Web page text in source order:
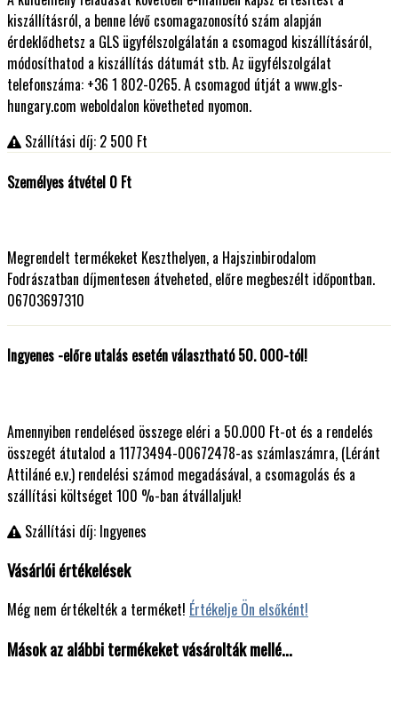
kiszállításról, a benne lévő csomagazonosító szám alapján
érdeklődhetsz a GLS ügyfélszolgálatán a csomagod kiszállításáról,
módosíthatod a kiszállítás dátumát stb. Az ügyfélszolgálat
telefonszáma: +36 1 802-0265. A csomagod útját a www.gls-
hungary.com weboldalon követheted nyomon.
Szállítási díj: 2 500 Ft
Személyes átvétel 0 Ft
Megrendelt termékeket Keszthelyen, a Hajszinbirodalom
Fodrászatban díjmentesen átveheted, előre megbeszélt időpontban.
06703697310
Ingyenes -előre utalás esetén választható 50. 000-tól!
Amennyiben rendelésed összege eléri a 50.000 Ft-ot és a rendelés
összegét átutalod a 11773494-00672478-as számlaszámra, (Léránt
Attiláné e.v.) rendelési számod megadásával, a csomagolás és a
szállítási költséget 100 %-ban átvállaljuk!
Szállítási díj: Ingyenes
Vásárlói értékelések
Még nem értékelték a terméket! Értékelje Ön elsőként!
Mások az alábbi termékeket vásárolták mellé...